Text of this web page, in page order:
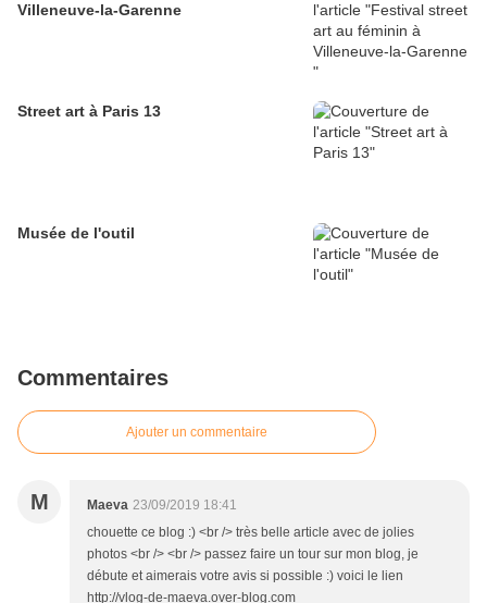
Villeneuve-la-Garenne
Street art à Paris 13
Musée de l'outil
Commentaires
Ajouter un commentaire
M Maeva 23/09/2019 18:41
chouette ce blog :) <br /> très belle article avec de jolies
photos <br /> <br /> passez faire un tour sur mon blog, je
débute et aimerais votre avis si possible :) voici le lien
http://vlog-de-maeva.over-blog.com